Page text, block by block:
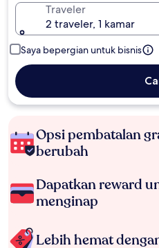
Traveler
2 traveler, 1 kamar
Saya bepergian untuk bisnis
Opsi pembatalan
berubah
Dapatkan reward
menginap
Lebih hemat